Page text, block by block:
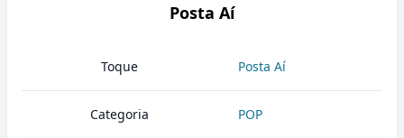
Posta Aí
Toque Posta Aí
Categoria POP